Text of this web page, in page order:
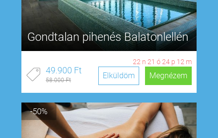
Gondtalan pihenés Balatonlellén
22 n 21 ó 24 p 11 m
49.900 Ft
58.000 Ft Megnézem
Elküldöm
-50%